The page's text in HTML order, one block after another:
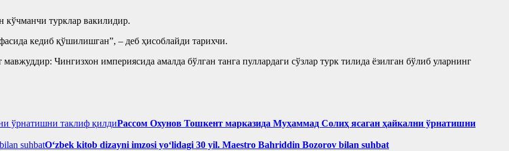
кўчманчи турклар вакилидир.
кедиб қўшилишган”, – деб ҳисоблайди тарихчи.
Чингизхон империясида амалда бўлган танга пуллардаги сўзлар турк тилида ёзилган бўлиб уларнинг
Рассом Охунов Тошкент марказида Муҳаммад Солиҳ яcаган ҳайкални ўрнатишни
Oʻzbek kitob dizayni imzosi yoʻlidagi 30 yil. Maestro Bahriddin Bozorov bilan suhbat